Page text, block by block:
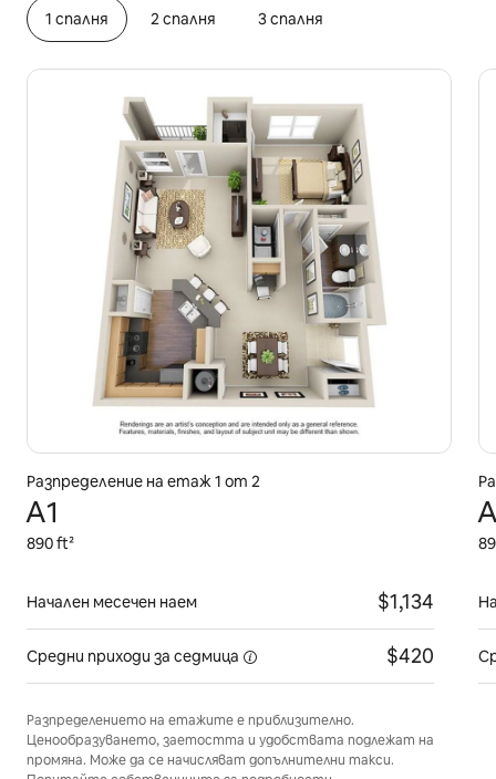
1 спалня 2 спалня 3 спалня
Разпределение на етаж 1 от 2
A1
890 ft²
Начален месечен наем $1,134
Средни приходи за седмица $420
Разпределението на етажите е приблизително.
Ценообразуването, заетостта и удобствата подлежат на
промяна. Може да се начисляват допълнителни такси.